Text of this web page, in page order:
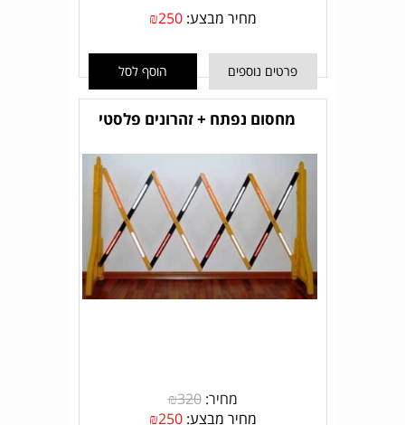
מחיר מבצע: ₪250
פרטים נוספים הוסף לסל
מחסום נפתח + זהרונים פלסטי
מחיר: ₪320
מחיר מבצע:
₪250